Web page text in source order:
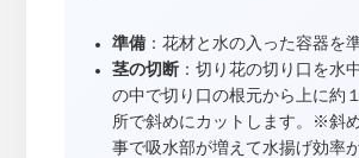
準備：花材と水の入った容器を
茎の切断：切り花の切り口を水
の中で切り口の根元から上に約
所で斜めにカットします。※斜
事で吸水部が増えて水揚げ効率